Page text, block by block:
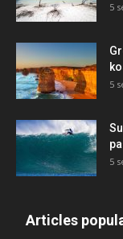
5
5
5
Articles